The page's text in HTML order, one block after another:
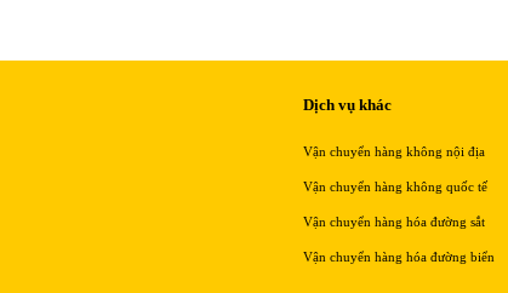
Dịch vụ khác
Vận chuyển hàng không nội địa
Vận chuyển hàng không quốc tế
Vận chuyển hàng hóa đường sắt
Vận chuyển hàng hóa đường biển